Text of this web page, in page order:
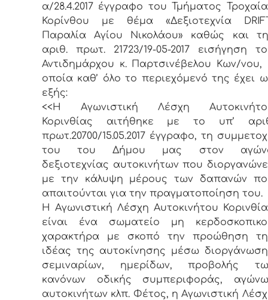
α/28.4.2017 έγγραφο του Τμήματος
Κορίνθου με θέμα «Δεξιοτεχνία
Παραλία Αγίου Νικολάου» καθώς και
αριθ. πρωτ. 21723/19-05-2017 εισήγηση
Αντιδημάρχου κ. Παρτσινέβελου Κων/νου,
οποία καθ’ όλο το περιεχόμενό της έχει
εξής:
<<Η Αγωνιστική Λέσχη
Κορινθίας αιτήθηκε με το υπ’
πρωτ.20700/15.05.2017 έγγραφο, τη
του του Δήμου μας στον
δεξιοτεχνίας αυτοκινήτων που
με την κάλυψη μέρους των δαπανών
απαιτούνται για την πραγματοποίηση του.
Η Αγωνιστική Λέσχη Αυτοκινήτου
είναι ένα σωματείο μη
χαρακτήρα με σκοπό την προώθηση
ιδέας της αυτοκίνησης μέσω
σεμιναρίων, ημερίδων, προβολής
κανόνων οδικής συμπεριφοράς,
αυτοκινήτων κλπ. Φέτος, η Αγωνιστική